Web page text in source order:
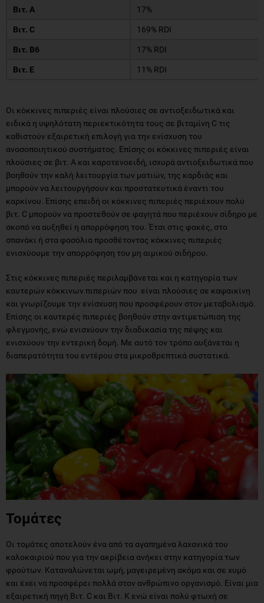
Βιτ. Α 17%
Βιτ. C 169% RDI
Βιτ. Β6 17% RDI
Bιτ. Ε 11% RDI
Οι κόκκινες πιπεριές είναι πλούσιες σε αντιοξειδωτικά και
ειδικά η υψηλότατη περιεκτικότητα τους σε βιταμίνη C τις
καθιστούν εξαιρετική επιλογή για την ενίσχυση του
ανοσοποιητικού συστήματος. Επίσης οι κόκκινες πιπεριές είναι
πλούσιες σε βιτ. Α και καροτενοειδή, ισχυρά αντιοξειδωτικά που
βοηθούν την καλή λειτουργία των ματιών, της καρδιάς και
μπορούν να λειτουργήσουν και προστατευτικά έναντι του
καρκίνου. Επίσης επειδή οι κόκκινες πιπεριές περιέχουν πολύ
βιτ. C μπορούν να προστεθούν σε φαγητά που περιέχουν σίδηρο με
σκοπό να αυξηθεί η απορρόφηση του. Έτσι στις φακές, στο
σπανάκι ή στα φασόλια προσθέτοντας κόκκινες πιπεριές
ενισχύουμε την απορρόφηση του μη αιμικού σιδήρου.
Στις κόκκινες πιπεριές περιλαμβάνεται και η κατηγορία των
καυτερών κόκκινων πιπεριών που είναι πλούσιες σε καψαικίνη
και γνωρίζουμε την ενίσχυση που προσφέρουν στον μεταβολισμό.
Επίσης οι καυτερές πιπεριές βοηθούν στην αντιμετώπιση της
φλεγμονής, ενώ ενισχύουν την διαδικασία της πέψης και
ενισχύουν την εντερική δομή. Με αυτό τον τρόπο αυξάνεται η
διαπερατότητα του εντέρου στα μικροθρεπτικά συστατικά.
Τομάτες
Οι τομάτες αποτελούν ένα από τα αγαπημένα λαχανικά του
καλοκαιριού που για την ακρίβεια ανήκει στην κατηγορία των
φρούτων. Καταναλώνεται ωμή, μαγειρεμένη ακόμα και σε χυμό
και έχει να προσφέρει πολλά στον ανθρώπινο οργανισμό. Είναι μια
εξαιρετική πηγή Βιτ. C και Βιτ. Κ ενώ είναι πολύ φτωχή σε